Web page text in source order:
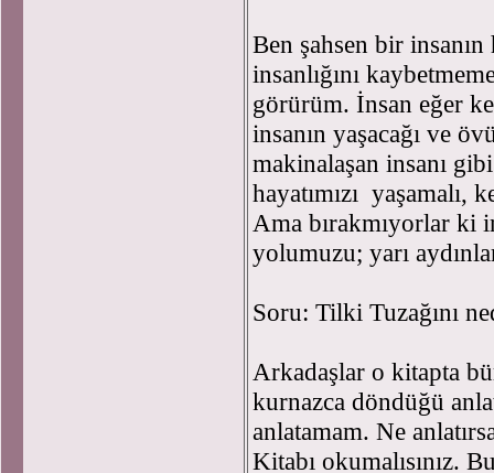
Ben şahsen bir
insanlığını
görürüm. İnsan eğer
insanın yaşacağı ve
makinalaşan insanı
hayatımızı yaşamalı,
Ama bırakmıyorlar ki
yolumuzu; yarı
Soru: Tilki Tuzağını
Arkadaşlar o kitapta
kurnazca döndüğü
anlatamam. Ne
Kitabı okumalısınız.